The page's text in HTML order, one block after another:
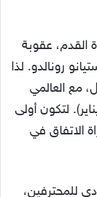
القدم، عقوبة
رونالدو. لذا
مع العالمي
الطائي (5 يناير)، والشباب (14 يناير). لتكون أولى
الاتفاق في
للمحترفين،